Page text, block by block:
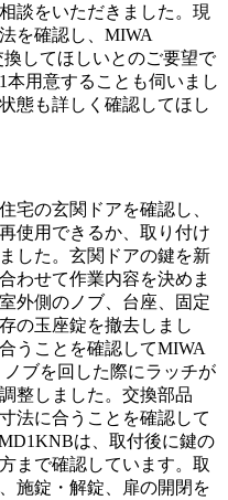
談をいただきました。現
を確認し、MIWA
してほしいとのご要望で
用意することも伺いまし
態も詳しく確認してほし
宅の玄関ドアを確認し、
使用できるか、取り付け
した。玄関ドアの鍵を新
わせて作業内容を決めま
外側のノブ、台座、固定
の玉座錠を撤去しまし
うことを確認してMIWA
ブを回した際にラッチが
整しました。交換部品
法に合うことを確認して
は、取付後に鍵の
まで確認しています。取
施錠・解錠、扉の開閉を